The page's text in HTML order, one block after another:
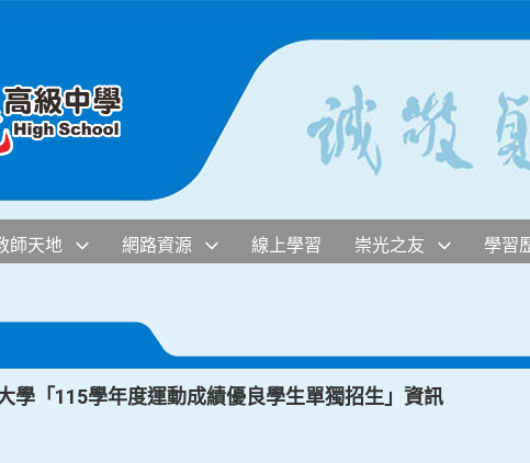
師天地 網路資源 線上學習 崇光之友 學習
學「115學年度運動成績優良學生單獨招生」資訊